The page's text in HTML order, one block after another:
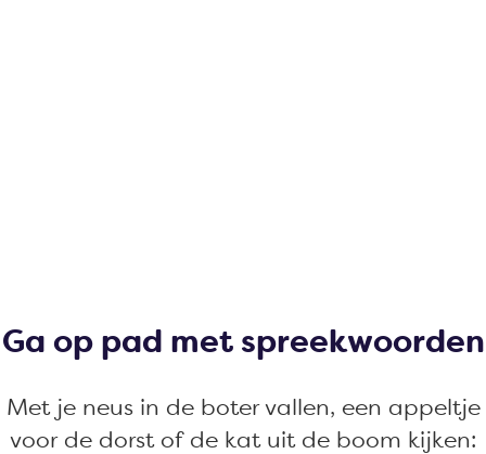
Ga op pad met spreekwoorden
Met je neus in de boter vallen, een appeltje
voor de dorst of de kat uit de boom kijken: